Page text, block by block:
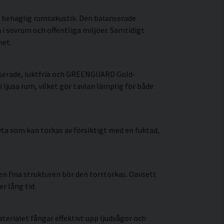
rumsakustik. Den balanserade
sovrum och offentliga miljöer. Samtidigt
luktfria och GREENGUARD Gold-
ljusa rum, vilket gör tavlan lämplig för både
som kan torkas av försiktigt med en fuktad,
fina strukturen bör den torrtorkas. Oavsett
lång tid.
fångar effektivt upp ljudvågor och